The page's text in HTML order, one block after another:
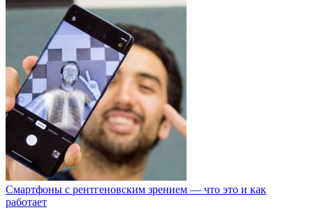
Смартфоны с рентгеновским зрением — что это и как
работает